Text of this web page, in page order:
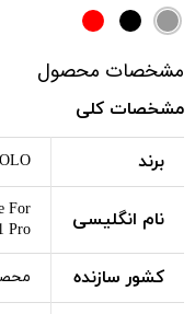
مشخصات محصول
مشخصات کلی
برند
نام انگلیسی
For
Pro
کشور سازنده